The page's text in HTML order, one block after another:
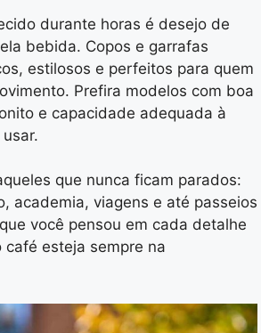
durante horas é desejo de
bebida. Copos e garrafas
estilosos e perfeitos para quem
Prefira modelos com boa
e capacidade adequada à
que nunca ficam parados:
academia, viagens e até passeios
você pensou em cada detalhe
café esteja sempre na